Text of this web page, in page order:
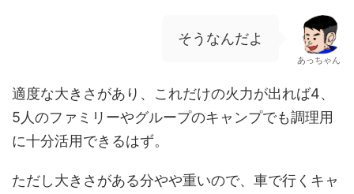
そうなんだよ
あっちゃん
適度な大きさがあり、これだけの火力が出れば4、
5人のファミリーやグループのキャンプでも調理用
に十分活用できるはず。
ただし大きさがある分やや重いので、車で行くキャ